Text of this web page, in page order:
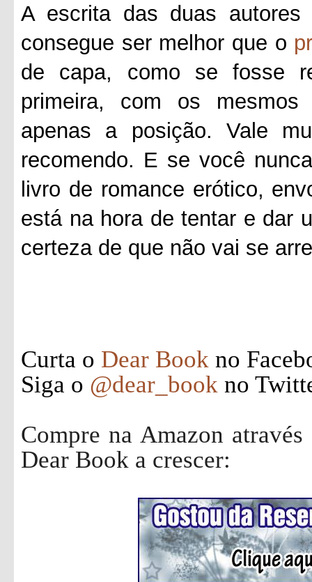
A escrita das duas
consegue ser melhor que o
de capa, como se fosse
primeira, com os mesmos
apenas a posição. Vale
recomendo. E se você
livro de romance erótico,
está na hora de tentar e dar
certeza de que não vai se
Curta o Dear Book no
Siga o @dear_book no
Compre na Amazon
Dear Book a crescer: